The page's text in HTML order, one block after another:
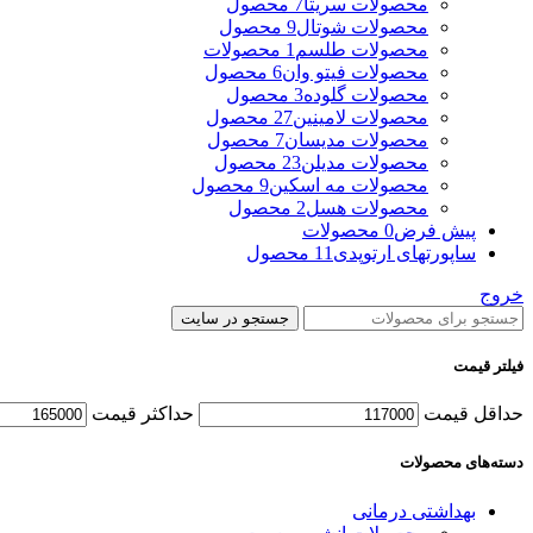
محصولات شوتال9 محصول
محصولات طلسم 1 محصولات
محصولات فیتو وان6 محصول
محصولات گلوده3 محصول
محصولات لامینین27 محصول
محصولات مدیسان7 محصول
محصولات مدیلن23 محصول
محصولات مه اسکین9 محصول
محصولات هسل2 محصول
پیش فرض0 محصولات
ساپورتهای ارتوپدی 11 محصول
خروج
جستجو در سایت
فیلتر قیمت
حداقل قیمت حداکثر قیمت
دسته‌های محصولات
بهداشتی درمانی